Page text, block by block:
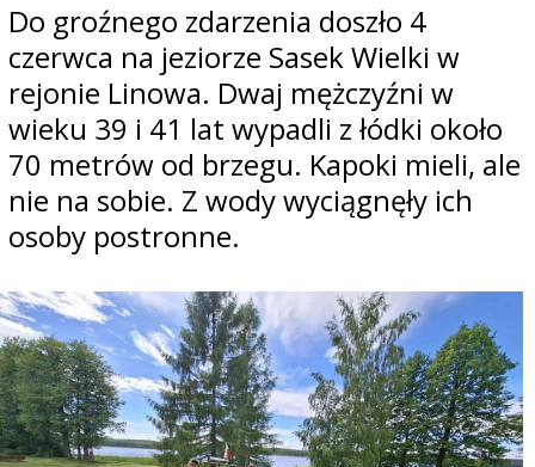
Do groźnego zdarzenia doszło 4
czerwca na jeziorze Sasek Wielki w
rejonie Linowa. Dwaj mężczyźni w
wieku 39 i 41 lat wypadli z łódki około
70 metrów od brzegu. Kapoki mieli, ale
nie na sobie. Z wody wyciągnęły ich
osoby postronne.